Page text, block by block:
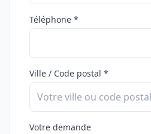
Téléphone *
Ville / Code postal *
Votre demande